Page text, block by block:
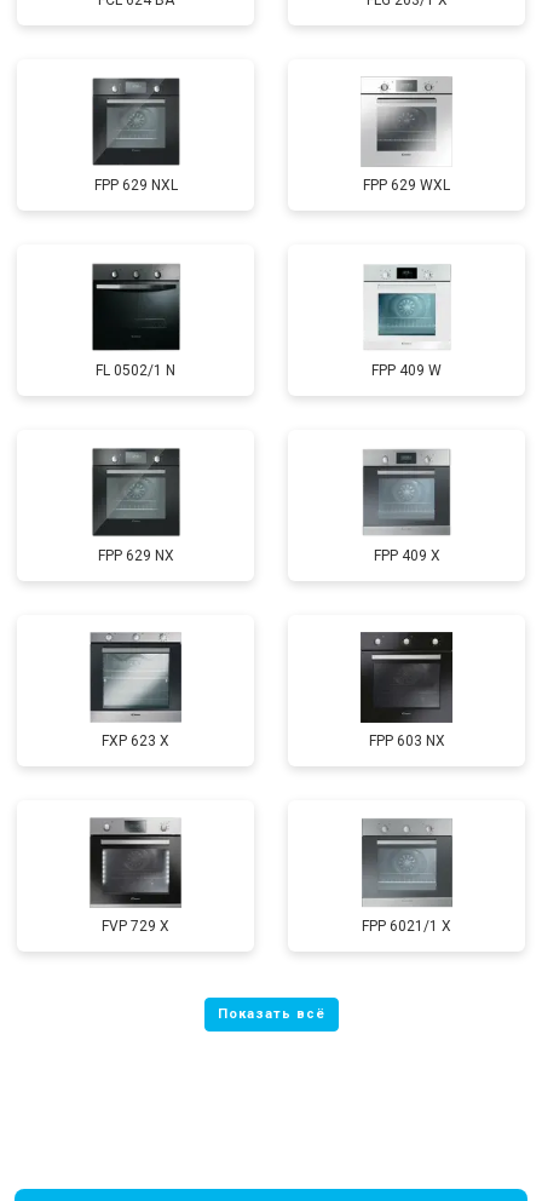
FPP 629 NXL FPP 629 WXL
FL 0502/1 N FPP 409 W
FPP 629 NX FPP 409 X
FXP 623 X FPP 603 NX
FVP 729 X FPP 6021/1 X